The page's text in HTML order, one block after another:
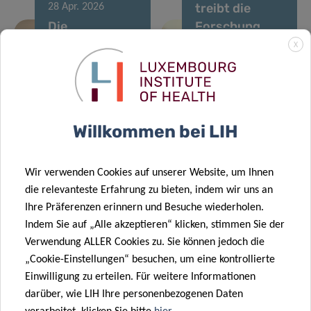
28 Apr. 2026
Die
Überwachungsbemühungen
zum West-Nil-
Virus werden
2025 weiter
treibt die
Forschung
menschlichen
chemischen
Exposom
Von einer
gebissen?
Helfen Sie
Wissenschaftlern
zu verstehen,
was danach
passiert
Neue LIH-
Studie
erhebliche
Modellen zur
Vorhersage
von Überleben
und Mortalität
bei älteren
Krebspatienten
18 März 2026
11 März 2026
LIH-
X
Willkommen bei LIH
Wir verwenden Cookies auf unserer Website, um Ihnen
die relevanteste Erfahrung zu bieten, indem wir uns an
Ihre Präferenzen erinnern und Besuche wiederholen.
Indem Sie auf „Alle akzeptieren“ klicken, stimmen Sie der
Verwendung ALLER Cookies zu. Sie können jedoch die
„Cookie-Einstellungen“ besuchen, um eine kontrollierte
Einwilligung zu erteilen. Für weitere Informationen
darüber, wie LIH Ihre personenbezogenen Daten